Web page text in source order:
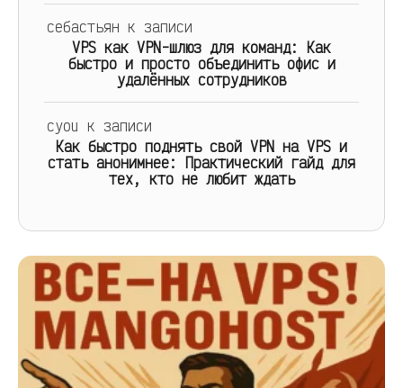
себастьян к записи
VPS как VPN-шлюз для команд: Как
быстро и просто объединить офис и
удалённых сотрудников
cyou к записи
Как быстро поднять свой VPN на VPS и
стать анонимнее: Практический гайд для
тех, кто не любит ждать